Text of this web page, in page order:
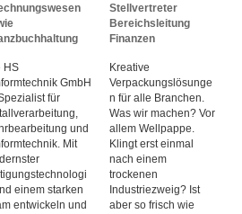
HS
GmbH
für
und
Mit
einem starken
entwickeln und
Stellvertreter
Bereichsleitung
Finanzen
Kreative
Verpackungslösunge
n für alle Branchen.
Was wir machen? Vor
allem Wellpappe.
Klingt erst einmal
nach einem
trockenen
Industriezweig? Ist
aber so frisch wie